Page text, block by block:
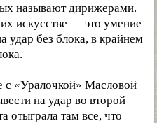
называют дирижерами.
искусстве — это умение
без блока, в крайнем
с «Уралочкой» Масловой
на удар во второй
отыграла там все, что